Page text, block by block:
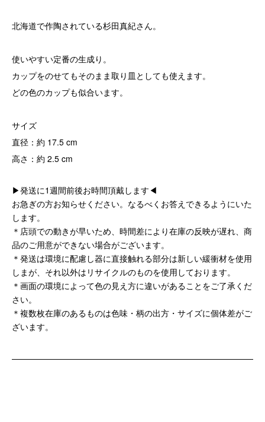
北海道で作陶されている杉田真紀さん。
使いやすい定番の生成り。
カップをのせてもそのまま取り皿としても使えます。
どの色のカップも似合います。
サイズ
直径：約 17.5 cm
高さ：約 2.5 cm
▶発送に1週間前後お時間頂戴します◀
お急ぎの方お知らせください。なるべくお答えできるようにいた
します。
＊店頭での動きが早いため、時間差により在庫の反映が遅れ、商
品のご用意ができない場合がございます。
＊発送は環境に配慮し器に直接触れる部分は新しい緩衝材を使用
しまが、それ以外はリサイクルのものを使用しております。
＊画面の環境によって色の見え方に違いがあることをご了承くだ
さい。
＊複数枚在庫のあるものは色味・柄の出方・サイズに個体差がご
ざいます。